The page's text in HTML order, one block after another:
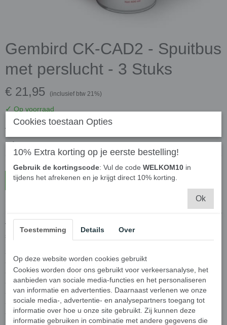
Gembird CK-CAD2 - Spuitbus
met perslucht - 3 Stuks
€ 21,95 (inclusief btw 21%)
✓ Op voorraad
Aantal
In winkelwagen
Gembird CK-CAD2 - Spuitbus met perslucht - 3 Stuks
Verwijder stof op de meest ontoegankelijke plekken met deze
spuitbussen voor krachtige perslucht.
Specificaties:
- 3 Stuks - 100% DME
- Druk: tot 6 KN
- Met speciaal mondstuk voor precisiewerk
- Met 'rietje' voor de moeilijk bereikbare plaatsen
- 100% procent ozonvriendelijk
- Afmetingen: 65 x 65 x 210 mm - Inhoud: 400 ml
Cookies toestaan Opties
10% Extra korting op je eerste bestelling!
Gebruik de kortingscode: Vul de code WELKOM10 in
tijdens het afrekenen en je krijgt direct 10% korting.
Ok
Toestemming Details Over
Op deze website worden cookies gebruikt
Cookies worden door ons gebruikt voor verkeersanalyse, het
aanbieden van sociale media-functies en het personaliseren
van informatie en advertenties. Daarnaast verlenen we onze
sociale media-, advertentie- en analysepartners toegang tot
informatie over hoe u onze site gebruikt. Zij kunnen deze
informatie gebruiken in combinatie met andere gegevens die